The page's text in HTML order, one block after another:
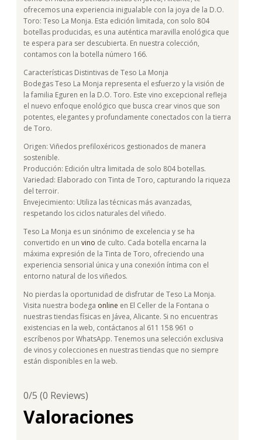
ofrecemos una experiencia inigualable con la joya de la D.O.
Toro: Teso La Monja. Esta edición limitada, con solo 804
botellas producidas, es una auténtica maravilla enológica que
te espera para ser descubierta. En nuestra colección,
contamos con la botella número 166.
Características Distintivas de Teso La Monja
Bodegas Teso La Monja representa el esfuerzo y la visión de
la familia Eguren en la D.O. Toro. Este vino excepcional refleja
el nuevo enfoque enológico que busca crear vinos que son
potentes, elegantes y profundamente conectados con la tierra
de Toro.
Origen: Viñedos prefiloxéricos gestionados de manera
sostenible.
Producción: Edición ultra limitada de solo 804 botellas.
Variedad: Elaborado con Tinta de Toro, capturando la riqueza
del terroir.
Envejecimiento: Utiliza las técnicas más avanzadas,
respetando los ciclos naturales del viñedo.
Teso La Monja es un sinónimo de excelencia y se ha
convertido en un vino de culto. Cada botella encarna la
máxima expresión de la Tinta de Toro, ofreciendo una
experiencia sensorial única y una conexión íntima con el
entorno natural de los viñedos.
No pierdas la oportunidad de disfrutar de Teso La Monja.
Visita nuestra bodega online en El Celler de la Fontana o
nuestras tiendas físicas en Jávea, Alicante. Si no encuentras
existencias en la web, contáctanos al 611 158 961 o
escríbenos por WhatsApp. Tenemos una selección exclusiva
de vinos y colecciones en nuestras tiendas que no siempre
están disponibles en la web.
0/5 (0 Reviews)
Valoraciones